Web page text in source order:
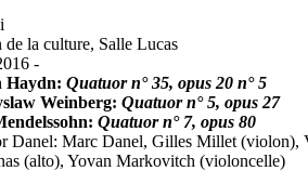
de la culture, Salle Lucas
-
Haydn: Quatuor n° 35, opus 20 n° 5
Weinberg: Quatuor n° 5, opus 27
Quatuor n° 7, opus 80
Danel: Marc Danel, Gilles Millet (violon),
(alto), Yovan Markovitch (violoncelle)